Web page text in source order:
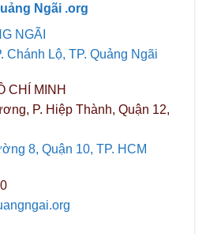
Ngãi .org
NGÃI
Chánh Lộ, TP. Quảng Ngãi
CHÍ MINH
P. Hiệp Thành, Quận 12,
8, Quận 10, TP. HCM